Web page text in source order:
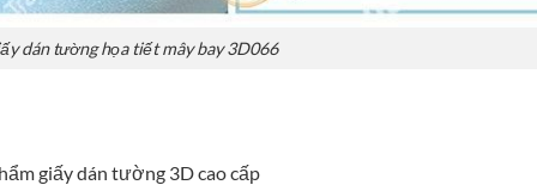
dán tường họa tiết mây bay 3D066
giấy dán tường 3D cao cấp